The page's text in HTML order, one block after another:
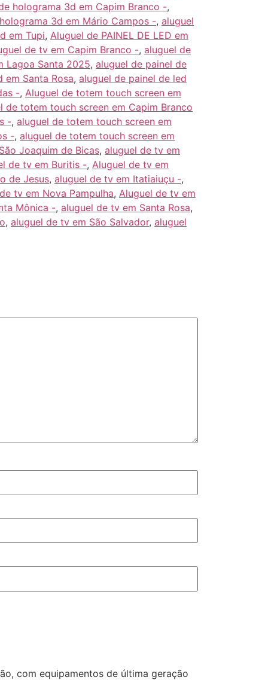
holograma 3d em Capim Branco -,
3d em Mário Campos -, aluguel
em Tupi, Aluguel de PAINEL DE LED em
de tv em Capim Branco -, aluguel de
Lagoa Santa 2025, aluguel de painel de
em Santa Rosa, aluguel de painel de led
-, Aluguel de totem touch screen em
de totem touch screen em Capim Branco
-, aluguel de totem touch screen em
-, aluguel de totem touch screen em
Joaquim de Bicas, aluguel de tv em
de tv em Buritis -, Aluguel de tv em
de Jesus, aluguel de tv em Itatiaiuçu -,
tv em Nova Pampulha, Aluguel de tv em
Mônica -, aluguel de tv em Santa Rosa,
, aluguel de tv em São Salvador, aluguel
com equipamentos de última geração